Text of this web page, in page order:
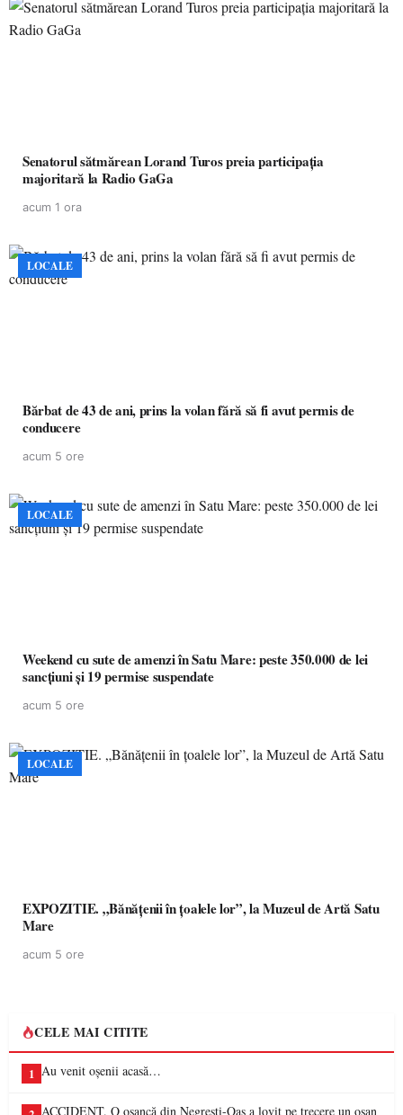
Senatorul sătmărean Lorand Turos preia participația
majoritară la Radio GaGa
acum 1 ora
LOCALE
Bărbat de 43 de ani, prins la volan fără să fi avut permis de
conducere
acum 5 ore
LOCALE
Weekend cu sute de amenzi în Satu Mare: peste 350.000 de lei
sancțiuni și 19 permise suspendate
acum 5 ore
LOCALE
EXPOZITIE. „Bănățenii în țoalele lor”, la Muzeul de Artă Satu
Mare
acum 5 ore
CELE MAI CITITE
1 Au venit oșenii acasă…
ACCIDENT. O oșancă din Negrești-Oaș a lovit pe trecere un oșan